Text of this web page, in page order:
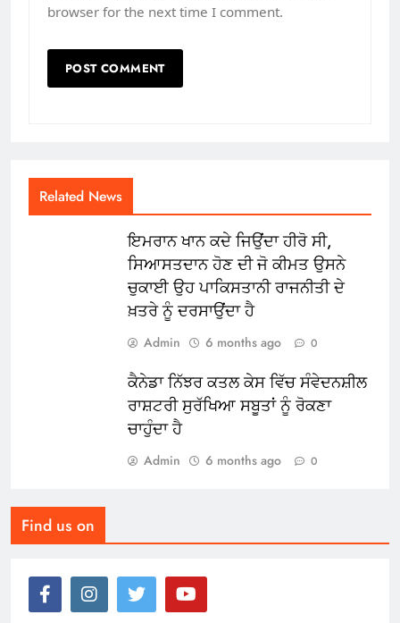
browser for the next time I comment.
Related News
ਇਮਰਾਨ ਖਾਨ ਕਦੇ ਜਿਉਂਦਾ ਹੀਰੋ ਸੀ,
ਸਿਆਸਤਦਾਨ ਹੋਣ ਦੀ ਜੋ ਕੀਮਤ ਉਸਨੇ
ਚੁਕਾਈ ਉਹ ਪਾਕਿਸਤਾਨੀ ਰਾਜਨੀਤੀ ਦੇ
ਖ਼ਤਰੇ ਨੂੰ ਦਰਸਾਉਂਦਾ ਹੈ
Admin 6 months ago 0
ਕੈਨੇਡਾ ਨਿੱਝਰ ਕਤਲ ਕੇਸ ਵਿੱਚ ਸੰਵੇਦਨਸ਼ੀਲ
ਰਾਸ਼ਟਰੀ ਸੁਰੱਖਿਆ ਸਬੂਤਾਂ ਨੂੰ ਰੋਕਣਾ
ਚਾਹੁੰਦਾ ਹੈ
Admin 6 months ago 0
Find us on